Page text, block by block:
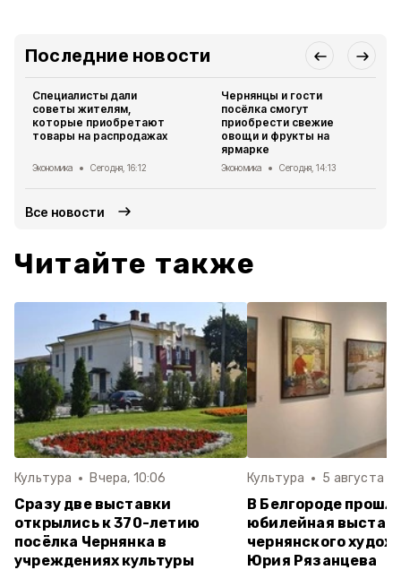
Последние новости
Специалисты дали
советы жителям,
которые приобретают
товары на распродажах
Экономика Сегодня, 16:12
Чернянцы и гости
посёлка смогут
приобрести свежие
овощи и фрукты на
ярмарке
Экономика Сегодня, 14:13
Все новости
Читайте также
Культура Вчера, 10:06
Сразу две выставки
открылись к 370-летию
посёлка Чернянка в
учреждениях культуры
Культура 5 августа ,
В Белгороде
юбилейная
чернянского
Юрия Рязанцева